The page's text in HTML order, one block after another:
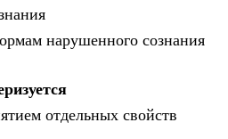
нарушенного сознания
отдельных свойств